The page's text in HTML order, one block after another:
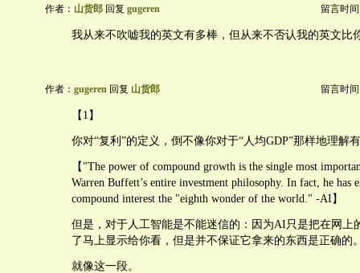
作者： 山货郎 回复 gugeren 留言时间
我从来不吹嘘我的英文有多棒，但从来不否认我的英文比
作者： gugeren 回复 山货郎 留言时间
【1】
你对“复利”的定义，倒不像你对于“人均GDP”那样地理解
【"The power of compound growth is the single most
Warren Buffett’s entire investment philosophy. In fact, he has
compound interest the "eighth wonder of the world." -AI】
但是，对于人工智能是不能迷信的：因为AI只是把在网上
了马上显示给你看，但是并不保证它拿来的东西是正确的
就像这一段。